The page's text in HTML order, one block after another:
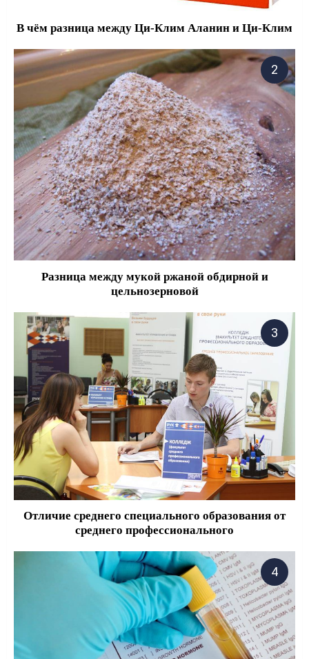
В чём разница между Ци-Клим Аланин и Ци-Клим
Разница между мукой ржаной обдирной и
цельнозерновой
Отличие среднего специального образования от
среднего профессионального